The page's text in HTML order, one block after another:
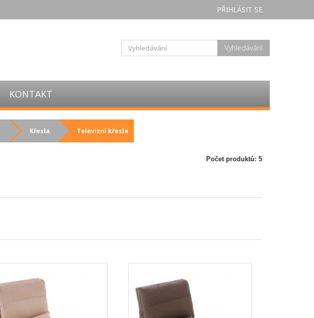
PŘIHLÁSIT SE
Vyhledávání
KONTAKT
Křesla Televizní křesla
Počet produktů: 5